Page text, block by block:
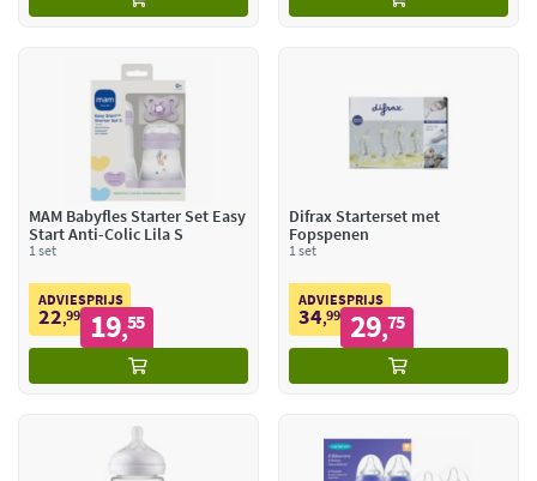
MAM Babyfles Starter Set Easy
Start Anti-Colic Lila S
1 set
ADVIESPRIJS
22,99 19,55
Difrax Starterset met
Fopspenen
1 set
ADVIESPRIJS
34,99 29,75